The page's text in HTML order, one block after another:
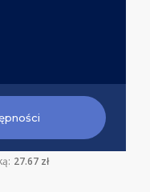
27.67 zł